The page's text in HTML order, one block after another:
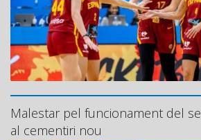
Malestar pel funcionament del
al cementiri nou